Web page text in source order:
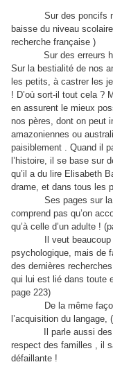
Sur des poncifs
baisse du niveau
recherche française )
Sur des erreurs
Sur la bestialité de nos
les petits, à castrer les
! D’où sort-il tout cela ?
en assurent le mieux
nos pères, dont on peut
amazoniennes ou
paisiblement . Quand il
l’histoire, il se base sur
qu’il a du lire Elisabeth
drame, et dans tous les
Ses pages sur la
comprend pas qu’on
qu’à celle d’un adulte !
Il veut beaucoup
psychologique, mais de
des dernières
qui lui est lié dans toute
page 223)
De la même façon, il
l’acquisition du langage,
Il parle aussi
respect des familles , il
défaillante !